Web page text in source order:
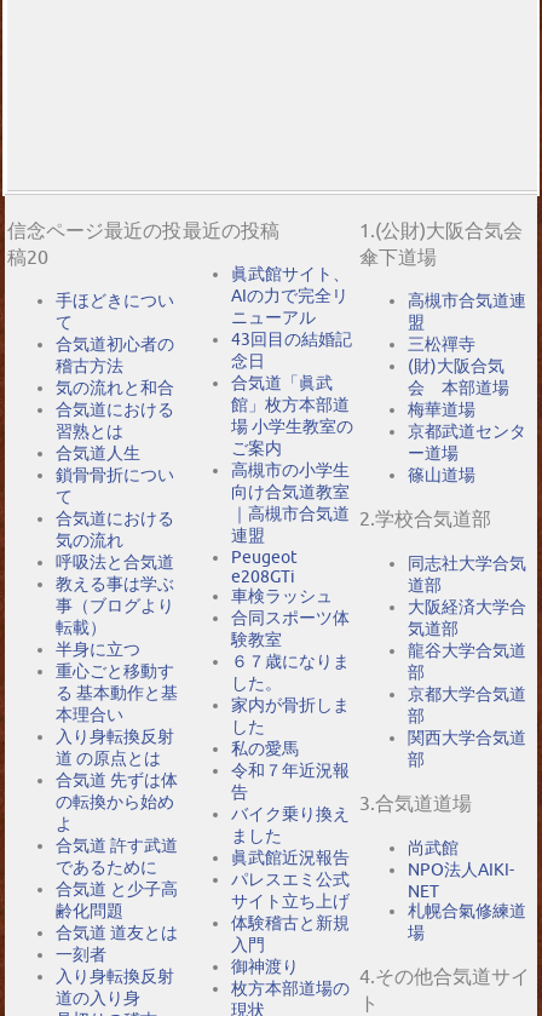
信念ページ最近の投
稿20
手ほどきについ
て
合気道初心者の
稽古方法
気の流れと和合
合気道における
習熟とは
合気道人生
鎖骨骨折につい
て
合気道における
気の流れ
呼吸法と合気道
教える事は学ぶ
事（ブログより
転載）
半身に立つ
重心ごと移動す
る 基本動作と基
本理合い
入り身転換反射
道 の原点とは
合気道 先ずは体
の転換から始め
よ
合気道 許す武道
であるために
合気道 と少子高
齢化問題
合気道 道友とは
一刻者
入り身転換反射
道の入り身
最近の投稿
眞武館サイト、
AIの力で完全リ
ニューアル
43回目の結婚記
念日
合気道「眞武
館」枚方本部道
場 小学生教室の
ご案内
高槻市の小学生
向け合気道教室
｜高槻市合気道
連盟
Peugeot
e208GTi
車検ラッシュ
合同スポーツ体
験教室
６７歳になりま
した。
家内が骨折しま
した
私の愛馬
令和７年近況報
告
バイク乗り換え
ました
眞武館近況報告
パレスエミ公式
サイト立ち上げ
体験稽古と新規
入門
御神渡り
枚方本部道場の
現状
1.(公財)大阪合気会
傘下道場
高槻市合気道連
盟
三松禪寺
(財)大阪合気
会 本部道場
梅華道場
京都武道センタ
ー道場
篠山道場
2.学校合気道部
同志社大学合気
道部
大阪経済大学合
気道部
龍谷大学合気道
部
京都大学合気道
部
関西大学合気道
部
3.合気道道場
尚武館
NPO法人AIKI-
NET
札幌合氣修練道
場
4.その他合気道サイ
ト